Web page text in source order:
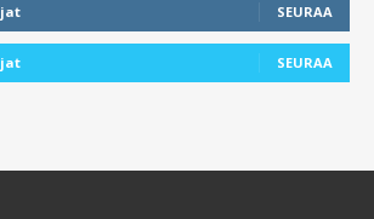
SEURAA
SEURAA